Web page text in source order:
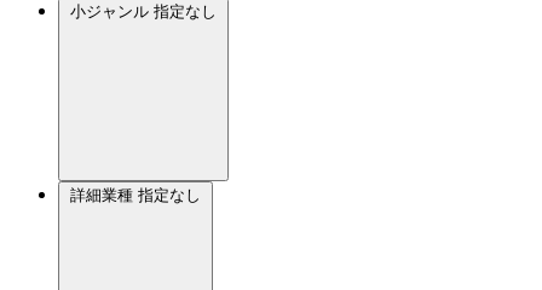
小ジャンル 指定なし
詳細業種 指定なし